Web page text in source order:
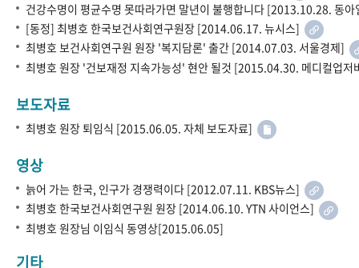
건강수명이 평균수명 못따라가면 말년이 불행합니다 [2013.10.28. 동
[동정] 최병호 한국보건사회연구원장 [2014.06.17. 뉴시스]
최병호 보건사회연구원 원장 '복지담론' 출간 [2014.07.03. 서울경제]
최병호 원장 '건보재정 지속가능성' 현안 될것 [2015.04.30. 메디컬업
보도자료
최병호 원장 퇴임식 [2015.06.05. 자체 보도자료]
영상
늙어 가는 한국, 인구가 경쟁력이다 [2012.07.11. KBS뉴스]
최병호 한국보건사회연구원 원장 [2014.06.10. YTN 사이언스]
최병호 원장님 이임식 동영상[2015.06.05]
기타